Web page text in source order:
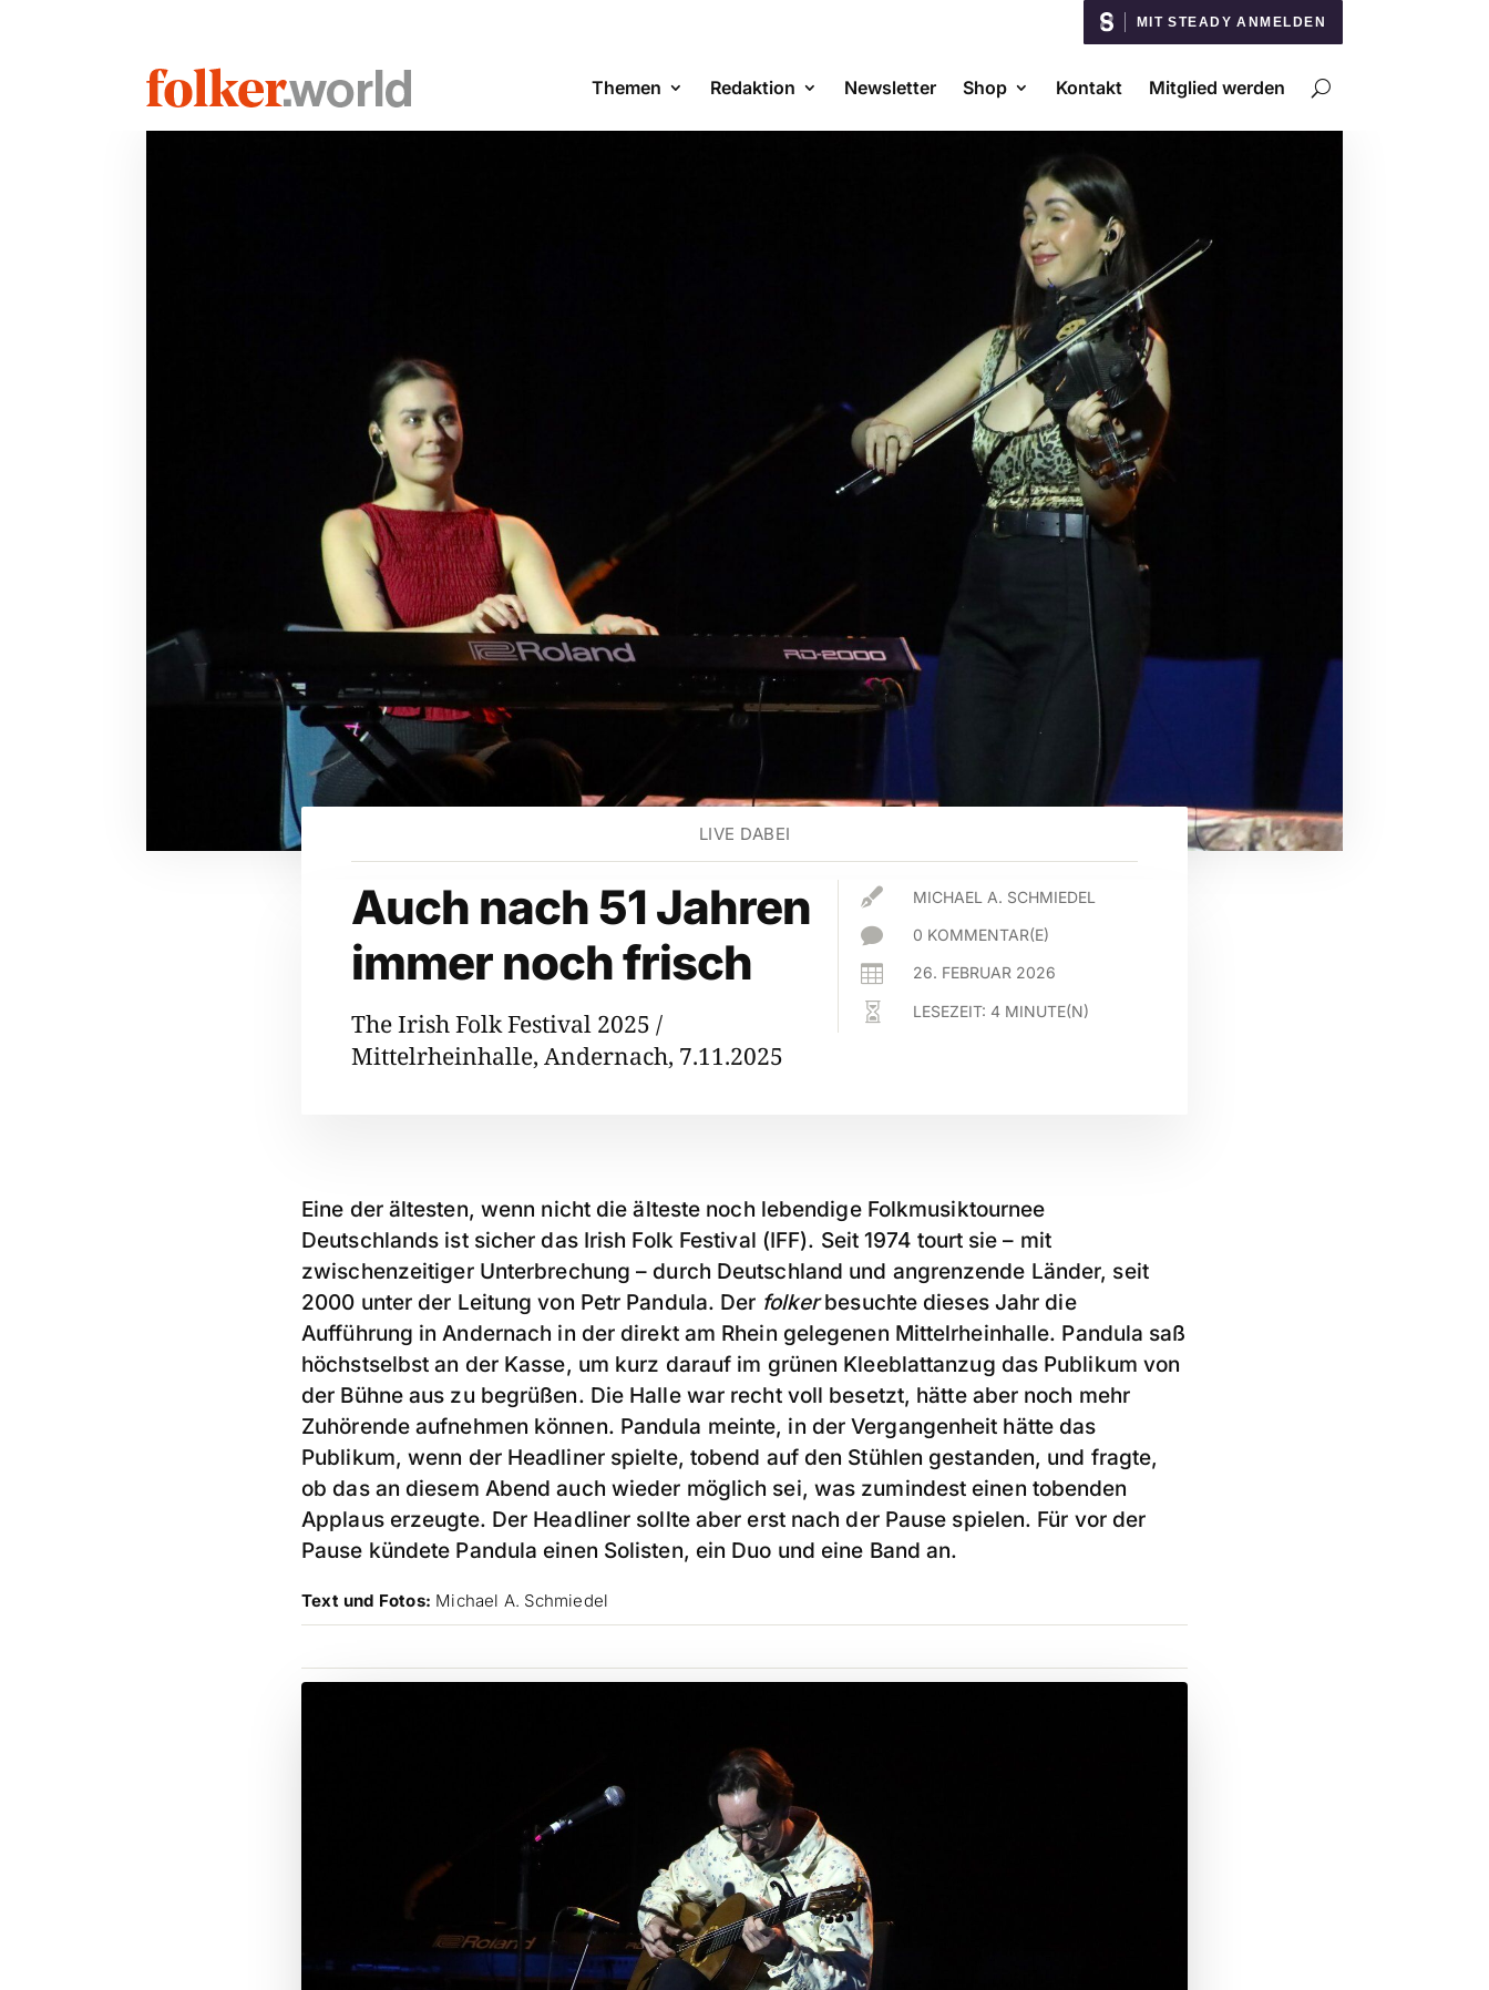
MIT STEADY ANMELDEN
Themen Redaktion Newsletter Shop Kontakt Mitglied werden
LIVE DABEI
Auch nach 51 Jahren
immer noch frisch
The Irish Folk Festival 2025 /
Mittelrheinhalle, Andernach, 7.11.2025
 MICHAEL A. SCHMIEDEL
 0 KOMMENTAR(E)
 26. FEBRUAR 2026
 LESEZEIT: 4 MINUTE(N)
Eine der ältesten, wenn nicht die älteste noch lebendige Folkmusiktournee
Deutschlands ist sicher das Irish Folk Festival (IFF). Seit 1974 tourt sie – mit
zwischenzeitiger Unterbrechung – durch Deutschland und angrenzende Länder, seit
2000 unter der Leitung von Petr Pandula. Der folkerbesuchte dieses Jahr die
Aufführung in Andernach in der direkt am Rhein gelegenen Mittelrheinhalle. Pandula saß
höchstselbst an der Kasse, um kurz darauf im grünen Kleeblattanzug das Publikum von
der Bühne aus zu begrüßen. Die Halle war recht voll besetzt, hätte aber noch mehr
Zuhörende aufnehmen können. Pandula meinte, in der Vergangenheit hätte das
Publikum, wenn der Headliner spielte, tobend auf den Stühlen gestanden, und fragte,
ob das an diesem Abend auch wieder möglich sei, was zumindest einen tobenden
Applaus erzeugte. Der Headliner sollte aber erst nach der Pause spielen. Für vor der
Pause kündete Pandula einen Solisten, ein Duo und eine Band an.
Text und Fotos: Michael A. Schmiedel